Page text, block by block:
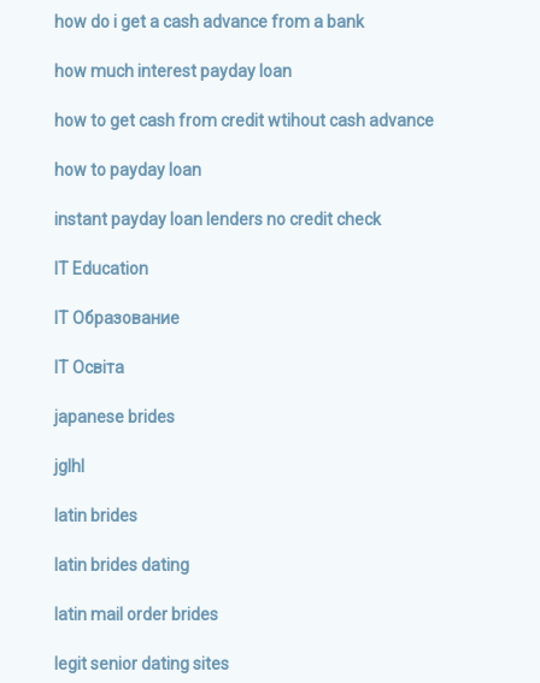
how do i get a cash advance from a bank
how much interest payday loan
how to get cash from credit wtihout cash advance
how to payday loan
instant payday loan lenders no credit check
IT Education
IT Образование
IT Освіта
japanese brides
jglhl
latin brides
latin brides dating
latin mail order brides
legit senior dating sites